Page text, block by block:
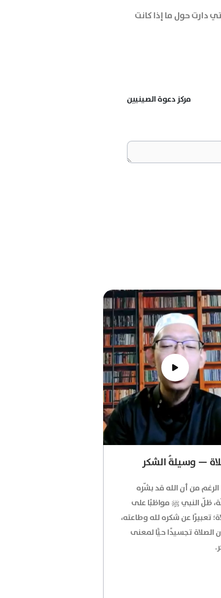
دارت حول ما إذا كانت
مركز دعوة الصينيين
— وسيلةُ الشكر
من أن الله قد بشّره
ظلّ النبي ﷺ مواظبًا على
تعبيرًا عن شكره لله وطاعته،
الصلاة تجسيدًا حيًّا لمعنى